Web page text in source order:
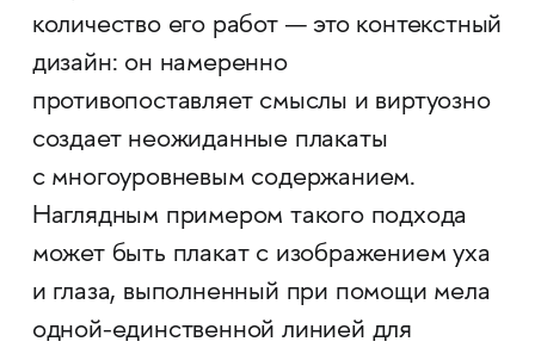
количество его работ — это контекстный
дизайн: он намеренно
противопоставляет смыслы и виртуозно
создает неожиданные плакаты
с многоуровневым содержанием.
Наглядным примером такого подхода
может быть плакат с изображением уха
и глаза, выполненный при помощи мела
одной-единственной линией для